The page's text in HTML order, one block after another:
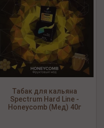
Табак для кальяна
Spectrum Hard Line -
Honeycomb (Мед) 40г